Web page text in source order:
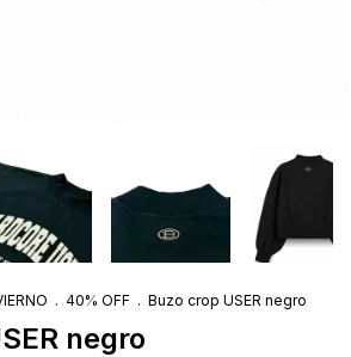
. 40% OFF . Buzo crop USER negro
negro